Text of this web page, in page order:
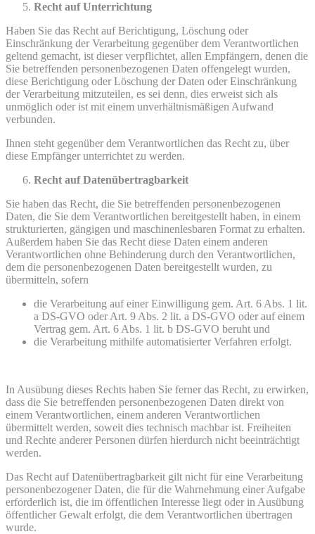
Recht auf Unterrichtung
Haben Sie das Recht auf Berichtigung, Löschung oder
Einschränkung der Verarbeitung gegenüber dem Verantwortlichen
geltend gemacht, ist dieser verpflichtet, allen Empfängern, denen die
Sie betreffenden personenbezogenen Daten offengelegt wurden,
diese Berichtigung oder Löschung der Daten oder Einschränkung
der Verarbeitung mitzuteilen, es sei denn, dies erweist sich als
unmöglich oder ist mit einem unverhältnismäßigen Aufwand
verbunden.
Ihnen steht gegenüber dem Verantwortlichen das Recht zu, über
diese Empfänger unterrichtet zu werden.
Recht auf Datenübertragbarkeit
Sie haben das Recht, die Sie betreffenden personenbezogenen
Daten, die Sie dem Verantwortlichen bereitgestellt haben, in einem
strukturierten, gängigen und maschinenlesbaren Format zu erhalten.
Außerdem haben Sie das Recht diese Daten einem anderen
Verantwortlichen ohne Behinderung durch den Verantwortlichen,
dem die personenbezogenen Daten bereitgestellt wurden, zu
übermitteln, sofern
die Verarbeitung auf einer Einwilligung gem. Art. 6 Abs. 1 lit.
a DS-GVO oder Art. 9 Abs. 2 lit. a DS-GVO oder auf einem
Vertrag gem. Art. 6 Abs. 1 lit. b DS-GVO beruht und
die Verarbeitung mithilfe automatisierter Verfahren erfolgt.
In Ausübung dieses Rechts haben Sie ferner das Recht, zu erwirken,
dass die Sie betreffenden personenbezogenen Daten direkt von
einem Verantwortlichen, einem anderen Verantwortlichen
übermittelt werden, soweit dies technisch machbar ist. Freiheiten
und Rechte anderer Personen dürfen hierdurch nicht beeinträchtigt
werden.
Das Recht auf Datenübertragbarkeit gilt nicht für eine Verarbeitung
personenbezogener Daten, die für die Wahrnehmung einer Aufgabe
erforderlich ist, die im öffentlichen Interesse liegt oder in Ausübung
öffentlicher Gewalt erfolgt, die dem Verantwortlichen übertragen
wurde.